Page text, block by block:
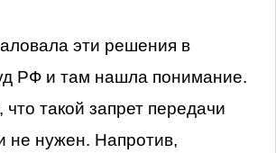
эти решения в
РФ и там нашла понимание.
такой запрет передачи
не нужен. Напротив,